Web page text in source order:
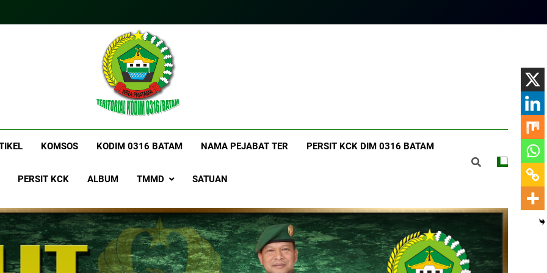
KOMSOS KODIM 0316 BATAM NAMA PEJABAT TER PERSIT KCK DIM 0316 BATAM
PERSIT KCK ALBUM TMMD SATUAN